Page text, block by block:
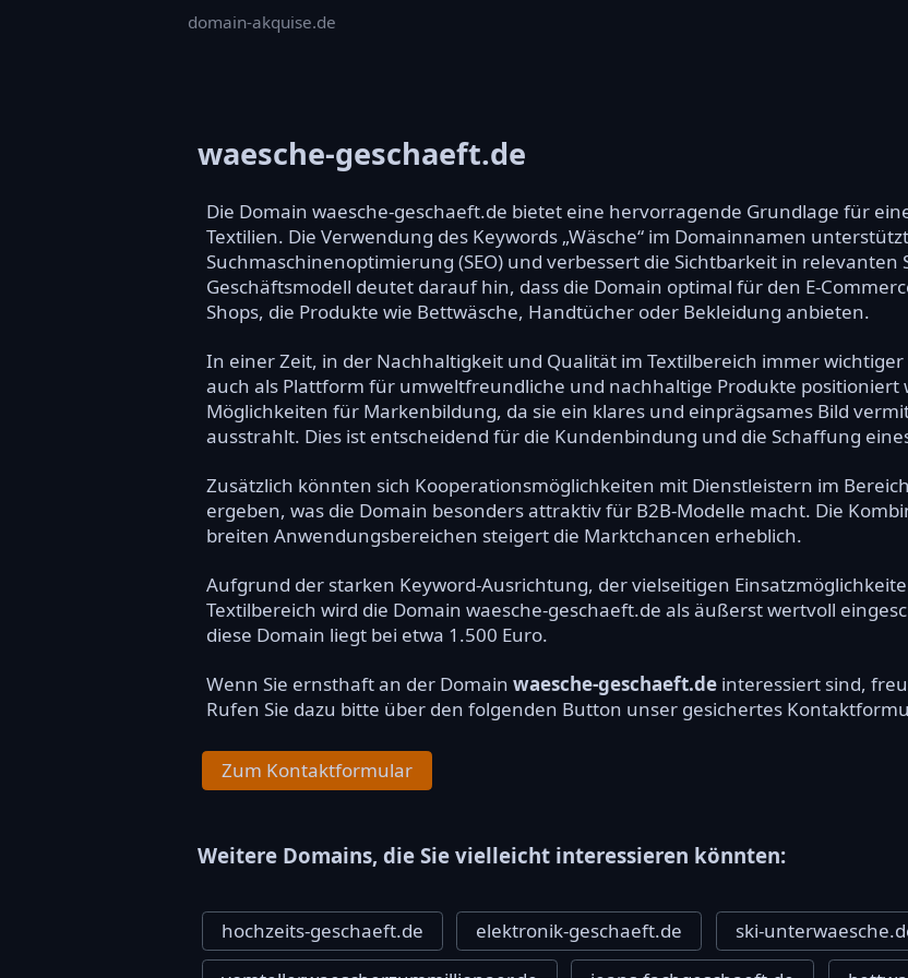
domain-akquise.de
waesche-geschaeft.de
Die Domain waesche-geschaeft.de bietet eine hervorragende Grundlage für
Textilien. Die Verwendung des Keywords „Wäsche“ im Domainnamen
Suchmaschinenoptimierung (SEO) und verbessert die Sichtbarkeit in
Geschäftsmodell deutet darauf hin, dass die Domain optimal für den E-
Shops, die Produkte wie Bettwäsche, Handtücher oder Bekleidung anbieten.
In einer Zeit, in der Nachhaltigkeit und Qualität im Textilbereich immer
auch als Plattform für umweltfreundliche und nachhaltige Produkte
Möglichkeiten für Markenbildung, da sie ein klares und einprägsames Bild
ausstrahlt. Dies ist entscheidend für die Kundenbindung und die Schaffung
Zusätzlich könnten sich Kooperationsmöglichkeiten mit Dienstleistern im
ergeben, was die Domain besonders attraktiv für B2B-Modelle macht. Die
breiten Anwendungsbereichen steigert die Marktchancen erheblich.
Aufgrund der starken Keyword-Ausrichtung, der vielseitigen
Textilbereich wird die Domain waesche-geschaeft.de als äußerst wertvoll
diese Domain liegt bei etwa 1.500 Euro.
Wenn Sie ernsthaft an der Domain waesche-geschaeft.de interessiert sind,
Rufen Sie dazu bitte über den folgenden Button unser gesichertes
Zum Kontaktformular
Weitere Domains, die Sie vielleicht interessieren könnten:
hochzeits-geschaeft.de elektronik-geschaeft.de ski-